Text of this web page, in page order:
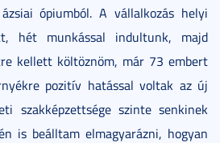
ópiumból. A vállalkozás helyi
hét munkással indultunk, majd
kellett költöznöm, már 73 embert
pozitív hatással voltak az új
szakképzettsége szinte senkinek
is beálltam elmagyarázni, hogyan